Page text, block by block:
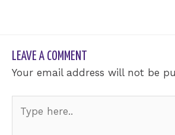
LEAVE A COMMENT
Your email address will not be
here..